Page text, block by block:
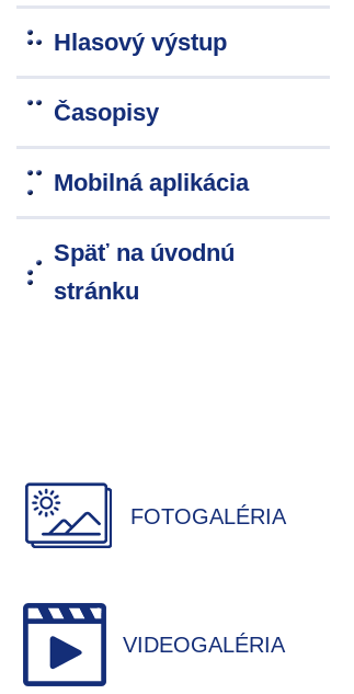
Hlasový výstup
Časopisy
Mobilná aplikácia
Späť na úvodnú
stránku
FOTOGALÉRIA
VIDEOGALÉRIA